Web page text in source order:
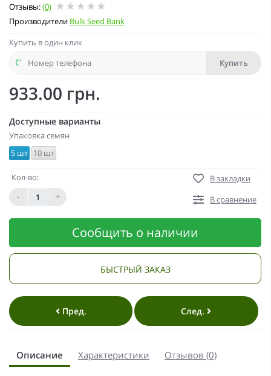
Отзывы:(0)
Производители Bulk Seed Bank
Купить в один клик
Купить
933.00 грн.
Доступные варианты
Упаковка семян
5 шт 10 шт
Кол-во:
-
+
В закладки
В сравнение
Сообщить о наличии
БЫСТРЫЙ ЗАКАЗ
Пред. След.
Описание Характеристики Отзывов (0)